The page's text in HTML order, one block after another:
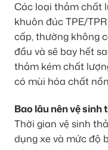
Các loại thảm chất
khuôn đúc TPE/
cấp, thường không
đầu và sẽ bay hết
thảm kém chất
có mùi hóa chất
Bao lâu nên vệ sinh
Thời gian vệ sinh
dụng xe và mức độ